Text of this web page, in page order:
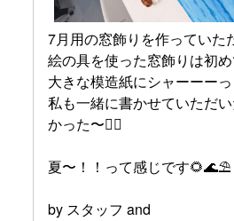
7月用の窓飾りを作っていた
絵の具を使った窓飾りは初
大きな模造紙にシャーーー
私も一緒に書かせていただ
かった〜❤️‍🔥
夏〜！！って感じです🌻🌊⛱️
by スタッフ and